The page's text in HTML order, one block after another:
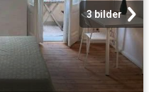
3 bilder